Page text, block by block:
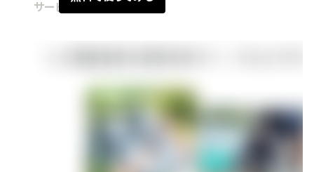
サービス紹介